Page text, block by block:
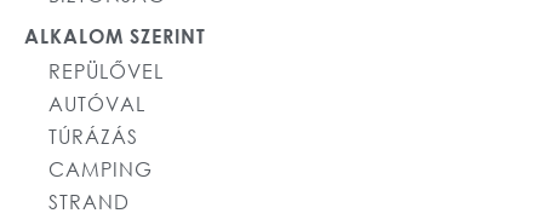
ALKALOM SZERINT
REPÜLŐVEL
AUTÓVAL
TÚRÁZÁS
CAMPING
STRAND